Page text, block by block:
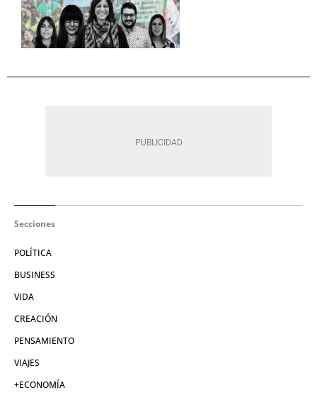
Secciones
POLÍTICA
BUSINESS
VIDA
CREACIÓN
PENSAMIENTO
VIAJES
+ECONOMÍA